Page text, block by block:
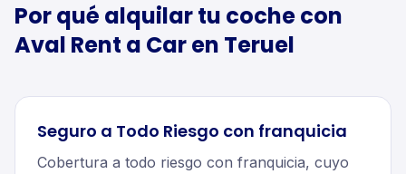
Por qué alquilar tu cochecon
Aval Rent a Car en Teruel
Seguro a Todo Riesgo con franquicia
Cobertura a todo riesgo con franquicia, cuyo